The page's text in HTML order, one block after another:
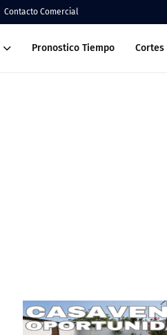
Contacto Comercial
Pronostico Tiempo Cortes